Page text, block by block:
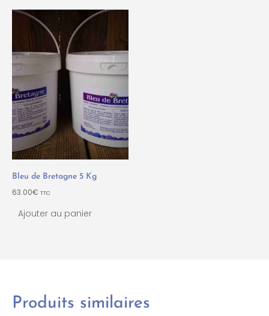
Bleu de Bretagne 5 Kg
63.00€ TTC
Ajouter au panier
Produits similaires